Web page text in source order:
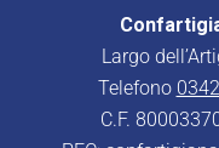
Largo
Telefono
C.F.